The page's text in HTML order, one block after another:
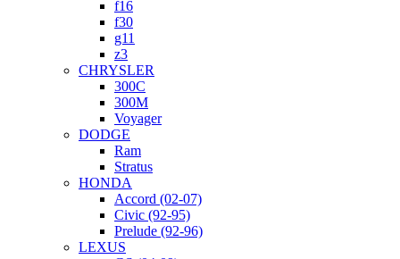
f16
f30
g11
z3
CHRYSLER
300C
300M
Voyager
DODGE
Ram
Stratus
HONDA
Accord (02-07)
Civic (92-95)
Prelude (92-96)
LEXUS